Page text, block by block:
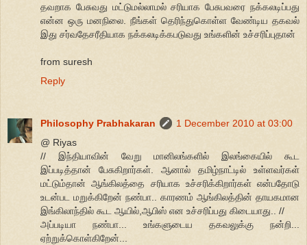
தவறாக பேசுவது மட்டுமல்லாமல் சரியாக பேசுபவரை நக்கலடிப்பது
என்ன ஒரு மனநிலை. நீங்கள் தெரிந்துகொள்ள வேண்டிய தகவல்
இது சர்வதேசரீதியாக நக்கலடிக்கபடுவது உங்களின் உச்சரிப்புதான்
from suresh
Reply
Philosophy Prabhakaran
1 December 2010 at 03:00
@ Riyas
// இந்தியாவின் வேறு மானிலங்களில் இலங்கையில் கூட
இப்படித்தான் பேசுகிறார்கள். ஆனால் தமிழ்நாட்டில் உள்ளவர்கள்
மட்டும்தான் ஆங்கிலத்தை சரியாக உச்சரிக்கிறார்கள் என்பதோடு
உடன்பட மறுக்கிறேன் நண்பா.. காரணம் ஆங்கிலத்தின் தாயகமான
இங்கிலாந்தில் கூட ஆயில்,ஆபிஸ் என உச்சரிப்பது கிடையாது.. //
அப்படியா நண்பா... உங்களுடைய தகவலுக்கு நன்றி...
ஏற்றுக்கொள்கிறேன்...